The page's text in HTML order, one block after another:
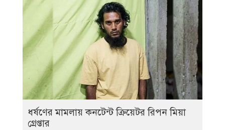
ধর্ষণের মামলায় কনটেন্ট ক্রিয়েটর রিপন মিয়া
গ্রেপ্তার